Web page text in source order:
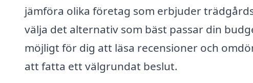
jämföra olika företag som erbjuder
välja det alternativ som bäst passar din
möjligt för dig att läsa recensioner och
att fatta ett välgrundat beslut.